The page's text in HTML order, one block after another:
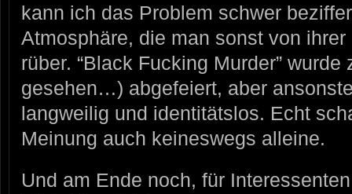
kann ich das Problem schwer
Atmosphäre, die man sonst von
rüber. “Black Fucking Murder”
gesehen…) abgefeiert, aber
langweilig und identitätslos. Echt
Meinung auch keineswegs alleine.
Und am Ende noch, für